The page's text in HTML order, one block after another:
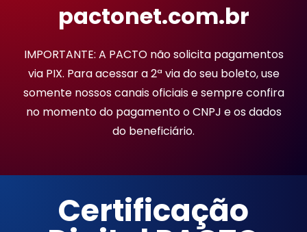
pactonet.com.br
IMPORTANTE: A PACTO não solicita pagamentos
via PIX. Para acessar a 2ª via do seu boleto, use
somente nossos canais oficiais e sempre confira
no momento do pagamento o CNPJ e os dados
do beneficiário.
Certificação